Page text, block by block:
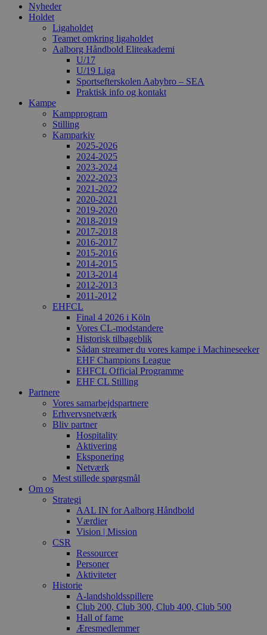
Nyheder
Holdet
Ligaholdet
Teamet omkring ligaholdet
Aalborg Håndbold Eliteakademi
U/17
U/19 Liga
Sportsefterskolen Aabybro – SEA
Praktisk info og kontakt
Kampe
Kampprogram
Stilling
Kamparkiv
2025-2026
2024-2025
2023-2024
2022-2023
2021-2022
2020-2021
2019-2020
2018-2019
2017-2018
2016-2017
2015-2016
2014-2015
2013-2014
2012-2013
2011-2012
EHFCL
Final 4 2026 i Köln
Vores CL-modstandere
Historisk tilbageblik
Sådan streamer du vores kampe i Machineseeker
EHF Champions League
EHFCL Official Programme
EHF CL Stilling
Partnere
Vores samarbejdspartnere
Erhvervsnetværk
Bliv partner
Hospitality
Aktivering
Eksponering
Netværk
Mest stillede spørgsmål
Om os
Strategi
AAL IN for Aalborg Håndbold
Værdier
Vision | Mission
CSR
Ressourcer
Personer
Aktiviteter
Historie
A-landsholdsspillere
Club 200, Club 300, Club 400, Club 500
Hall of fame
Æresmedlemmer